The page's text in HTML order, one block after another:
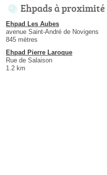
Ehpads à proximité
Ehpad Les Aubes
avenue Saint-André de Novigens
845 mètres
Ehpad Pierre Laroque
Rue de Salaison
1.2 km